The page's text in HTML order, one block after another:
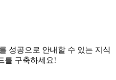
성공으로 안내할 수 있는 지식
를 구축하세요!